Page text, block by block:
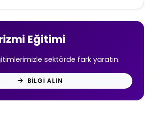
Eğitimi
sektörde fark yaratın.
BILGI ALIN